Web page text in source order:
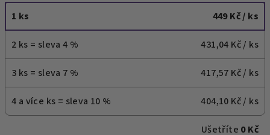
1 ks 449 Kč/ ks
2 ks = sleva 4 % 431,04 Kč/ ks
3 ks = sleva 7 % 417,57 Kč/ ks
4 a více ks = sleva 10 % 404,10 Kč/ ks
Ušetříte 0 Kč